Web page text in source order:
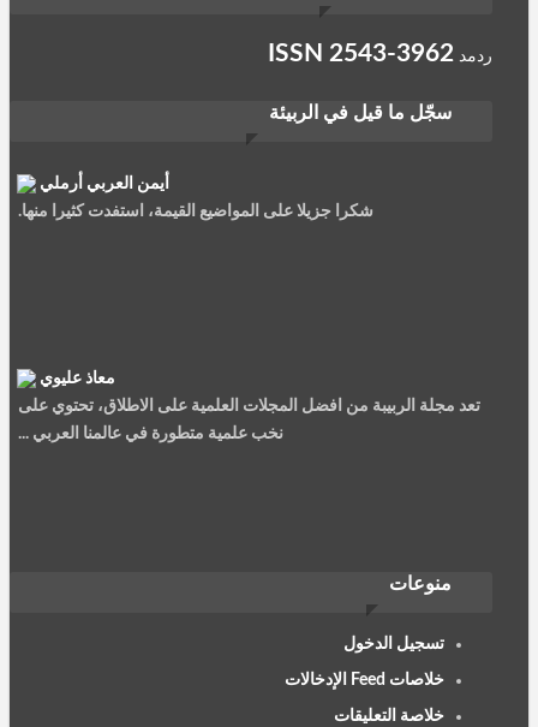
ردمد ISSN 2543-3962
سجّل ما قيل في الربيئة
أيمن العربي أرملي
شكرا جزيلا على المواضيع القيمة، استفدت كثيرا منها.
معاذ عليوي
تعد مجلة الربيبة من افضل المجلات العلمية على الاطلاق، تحتوي على
نخب علمية متطورة في عالمنا العربي ...
مجلة محترمة، مواضيعها قيّمة نشكر القائمين عليها، جزاهم الله كل
منوعات
تسجيل الدخول
خلاصات Feed الإدخالات
خلاصة التعليقات